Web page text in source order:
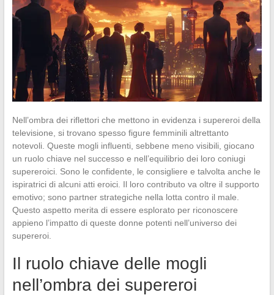
Nell’ombra dei riflettori che mettono in evidenza i supereroi della
televisione, si trovano spesso figure femminili altrettanto
notevoli. Queste mogli influenti, sebbene meno visibili, giocano
un ruolo chiave nel successo e nell’equilibrio dei loro coniugi
supereroici. Sono le confidente, le consigliere e talvolta anche le
ispiratrici di alcuni atti eroici. Il loro contributo va oltre il supporto
emotivo; sono partner strategiche nella lotta contro il male.
Questo aspetto merita di essere esplorato per riconoscere
appieno l’impatto di queste donne potenti nell’universo dei
supereroi.
Il ruolo chiave delle mogli
nell’ombra dei supereroi